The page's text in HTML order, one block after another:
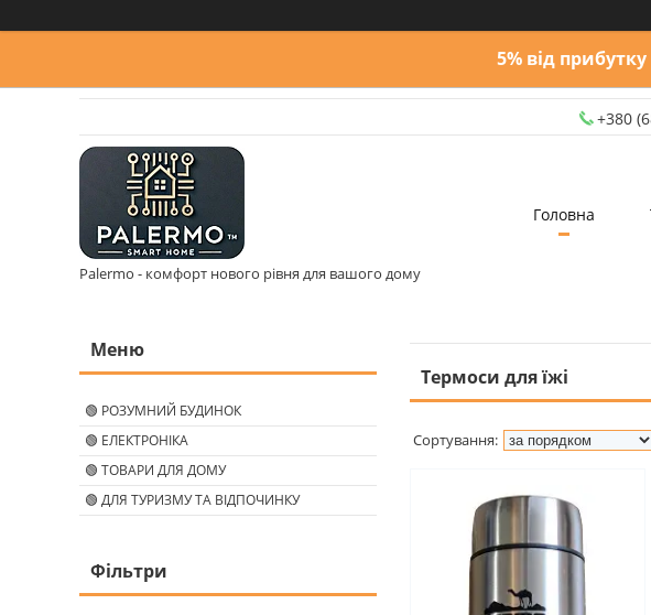
5% від
+380
Palermo - комфорт нового рівня для вашого дому
Головна
Термоси для їжі
🟢 РОЗУМНИЙ БУДИНОК
🟢 ЕЛЕКТРОНІКА
🟢 ТОВАРИ ДЛЯ ДОМУ
🟢 ДЛЯ ТУРИЗМУ ТА ВІДПОЧИНКУ
Фільтри